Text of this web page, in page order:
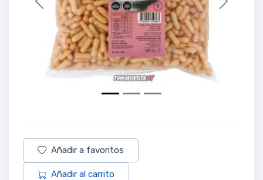
Previous Next
Añadir a favoritos
Añadir al carrito